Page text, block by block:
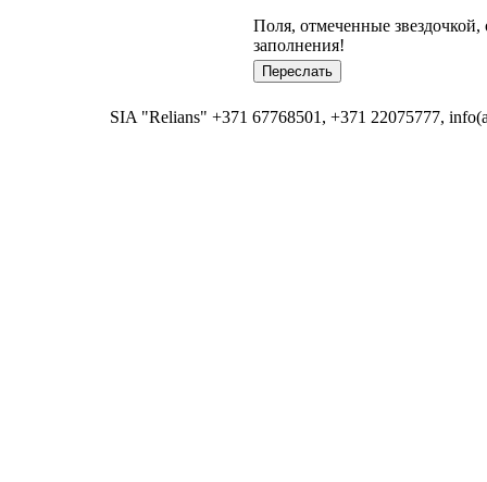
Поля, отмеченные звездочкой,
заполнения!
SIA "Relians" +371 67768501, +371 22075777,